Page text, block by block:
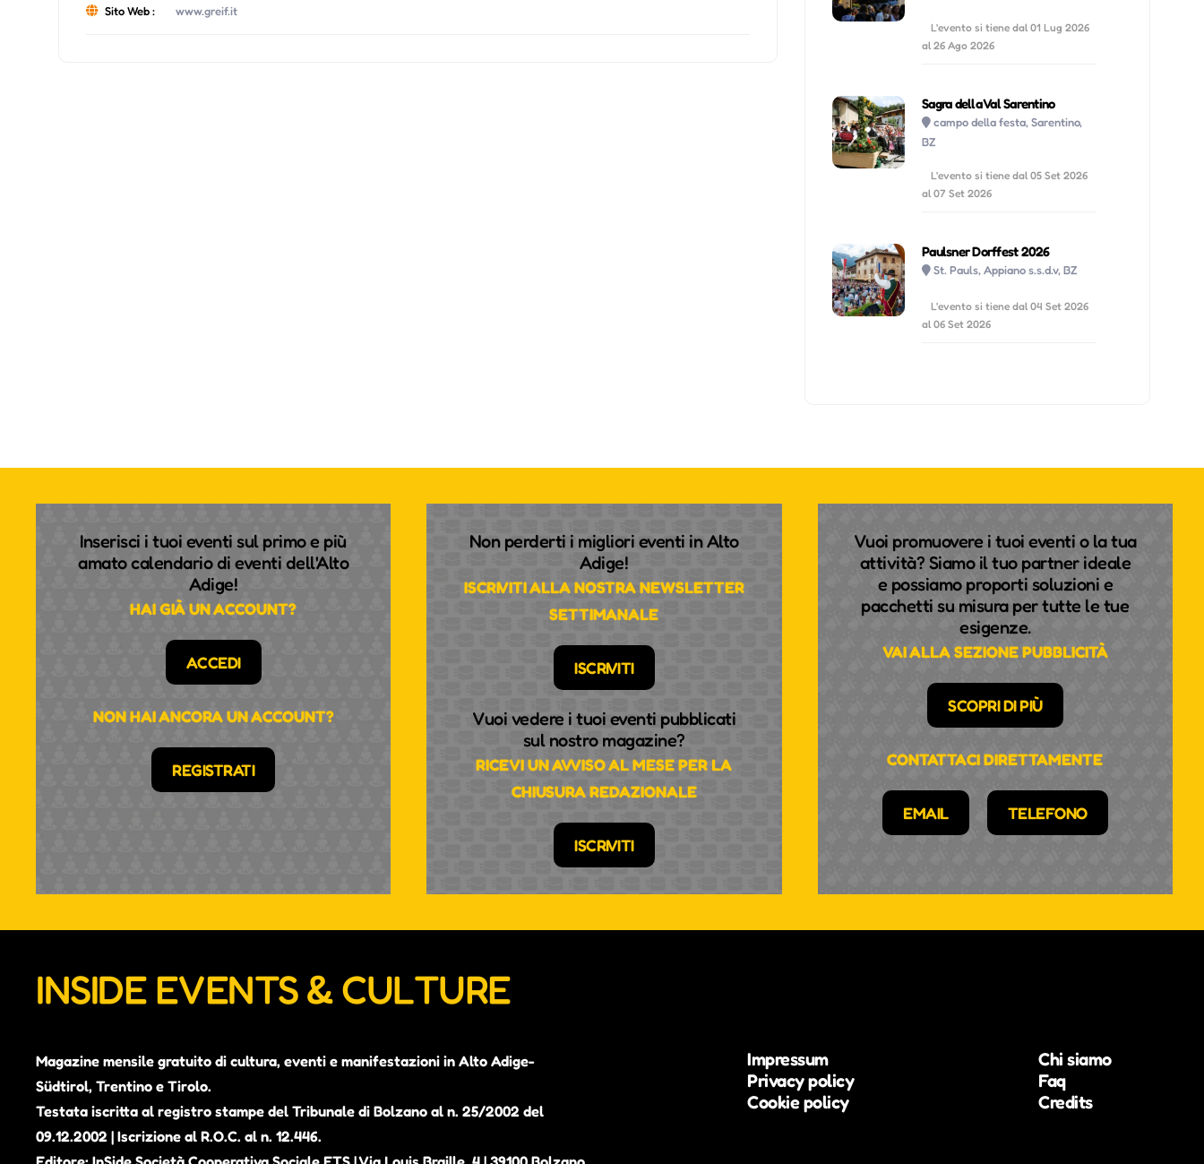
Sito Web : www.greif.it
L'evento si tiene dal 01 Lug 2026
al 26 Ago 2026
Sagra della Val Sarentino
campo della festa, Sarentino,
BZ
L'evento si tiene dal 05 Set 2026
al 07 Set 2026
Paulsner Dorffest 2026
St. Pauls, Appiano s.s.d.v, BZ
L'evento si tiene dal 04 Set 2026
al 06 Set 2026
Inserisci i tuoi eventi sul primo e più
amato calendario di eventi dell'Alto
Adige!
HAI GIÀ UN ACCOUNT?
ACCEDI
NON HAI ANCORA UN ACCOUNT?
REGISTRATI
Non perderti i migliori eventi in Alto
Adige!
ISCRIVITI ALLA NOSTRA NEWSLETTER
SETTIMANALE
ISCRIVITI
Vuoi vedere i tuoi eventi pubblicati
sul nostro magazine?
RICEVI UN AVVISO AL MESE PER LA
CHIUSURA REDAZIONALE
ISCRIVITI
Vuoi promuovere i tuoi eventi o la tua
attività? Siamo il tuo partner ideale
e possiamo proporti soluzioni e
pacchetti su misura per tutte le tue
esigenze.
VAI ALLA SEZIONE PUBBLICITÀ
SCOPRI DI PIÙ
CONTATTACI DIRETTAMENTE
EMAIL TELEFONO
INSIDE EVENTS & CULTURE
Magazine mensile gratuito di cultura, eventi e manifestazioni in Alto Adige-
Südtirol, Trentino e Tirolo.
Testata iscritta al registro stampe del Tribunale di Bolzano al n. 25/2002 del
09.12.2002 | Iscrizione al R.O.C. al n. 12.446.
Impressum
Privacy policy
Cookie policy
Chi siamo
Faq
Credits